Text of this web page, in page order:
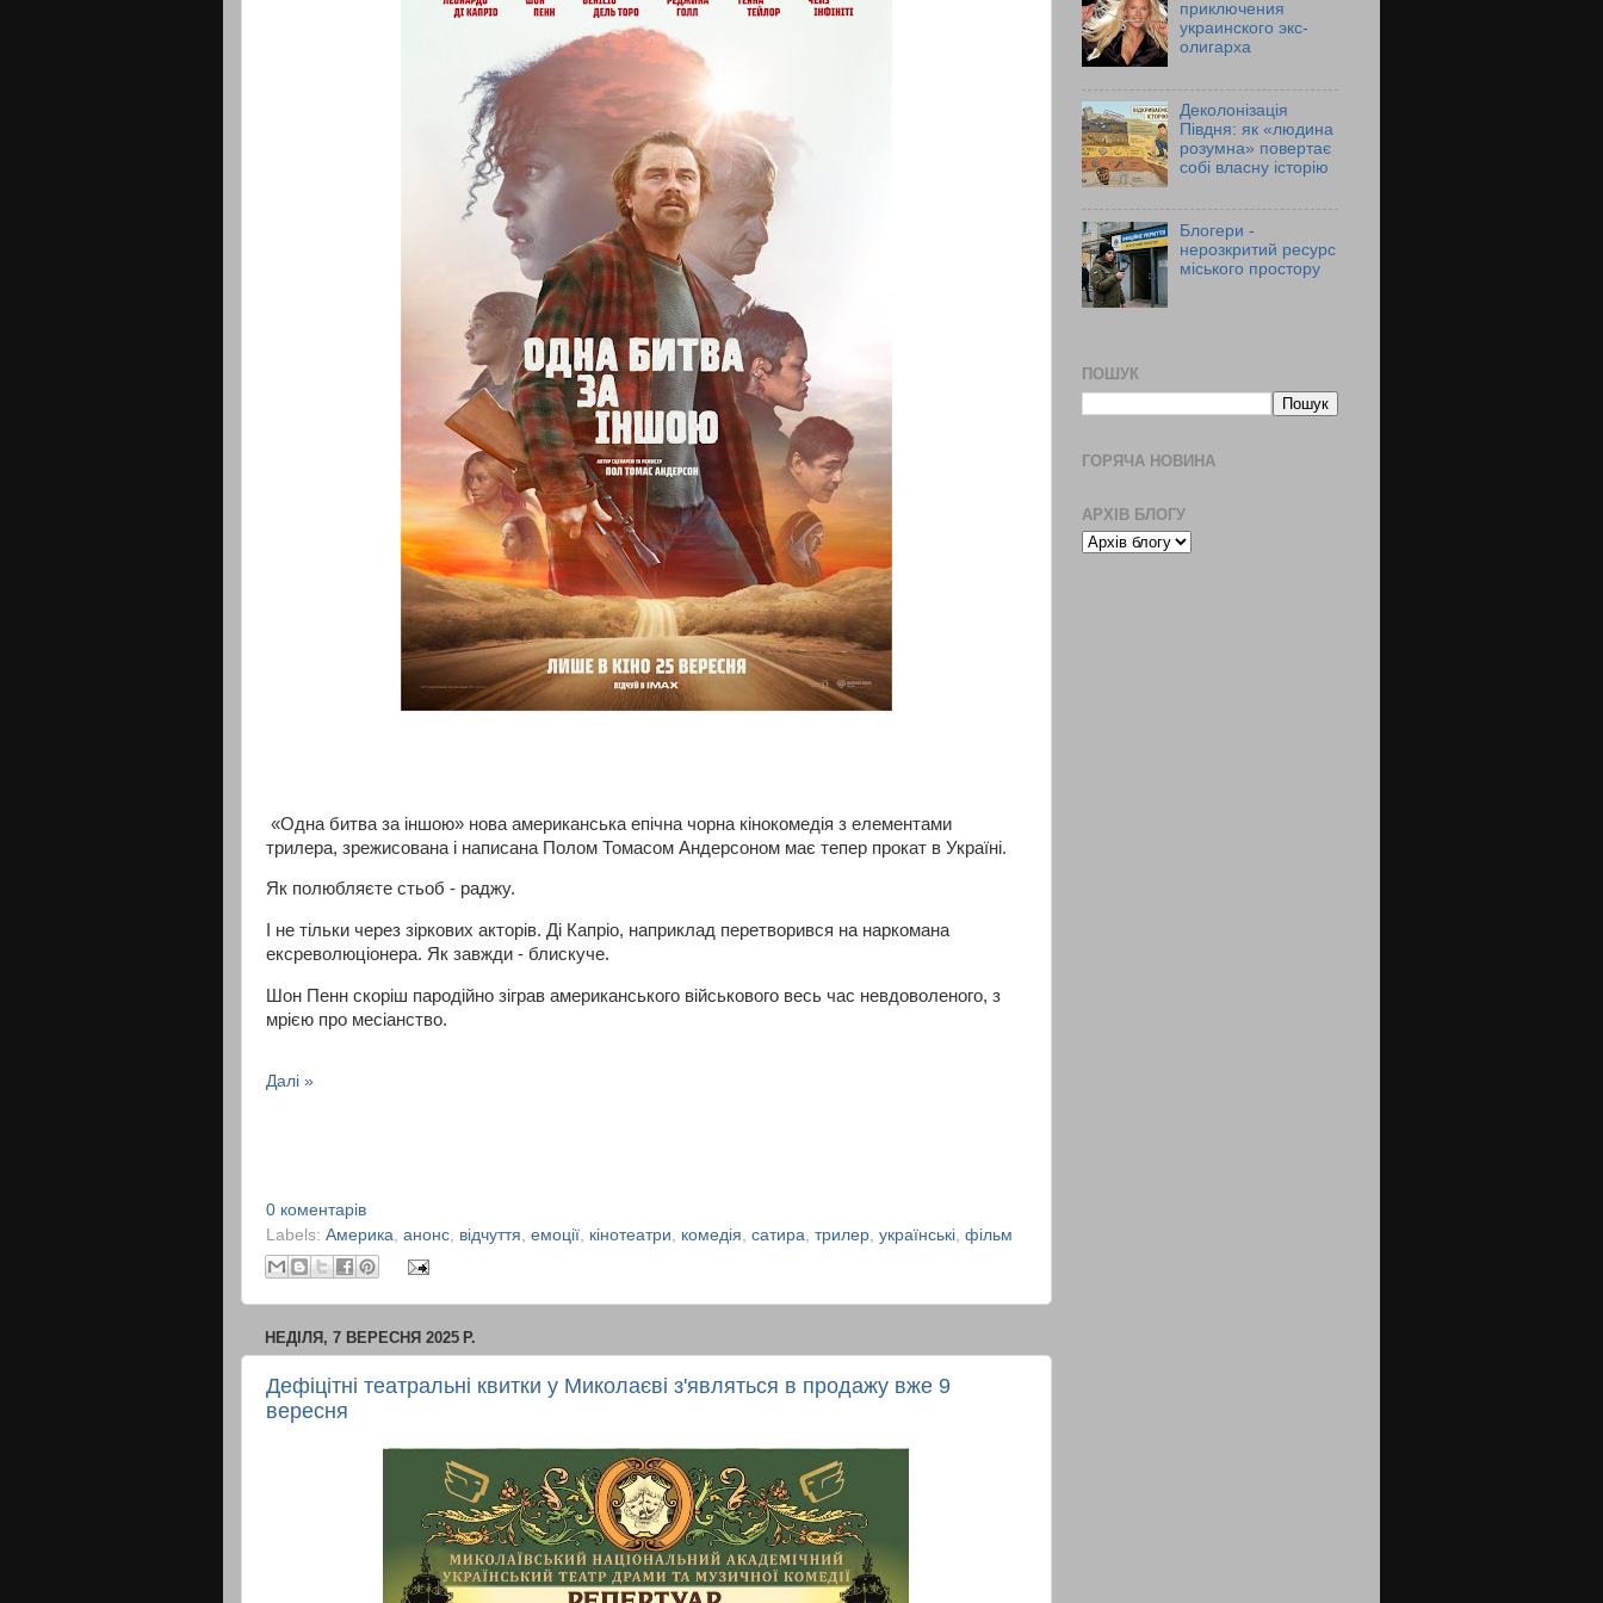
«Одна битва за іншою» нова американська епічна чорна кінокомедія з елементами
трилера, зрежисована і написана Полом Томасом Андерсоном має тепер прокат в Україні.
Як полюбляєте стьоб - раджу.
І не тільки через зіркових акторів. Ді Капріо, наприклад перетворився на наркомана
ексреволюціонера. Як завжди - блискуче.
Шон Пенн скоріш пародійно зіграв американського військового весь час невдоволеного, з
мрією про месіанство.
Далі »
0 коментарів
Labels: Америка анонс відчуття емоції кінотеатри комедія сатира трилер українські фільм
НЕДІЛЯ, 7 ВЕРЕСНЯ 2025 Р.
Дефіцітні театральні квитки у Миколаєві з'являться в продажу вже 9
вересня
приключения
украинского экс-
олигарха
Деколонізація
Півдня: як «людина
розумна» повертає
собі власну історію
Блогери -
нерозкритий ресурс
міського простору
ПОШУК
ГОРЯЧА НОВИНА
АРХІВ БЛОГУ